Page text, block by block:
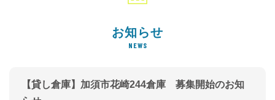
お知らせ
NEWS
【貸し倉庫】加須市花崎244倉庫 募集開始のお知